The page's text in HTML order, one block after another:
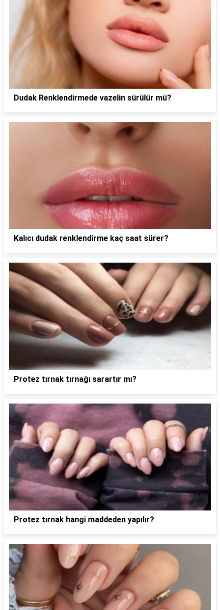
Dudak Renklendirmede vazelin sürülür mü?
Kalıcı dudak renklendirme kaç saat sürer?
Protez tırnak tırnağı sarartır mı?
Protez tırnak hangi maddeden yapılır?